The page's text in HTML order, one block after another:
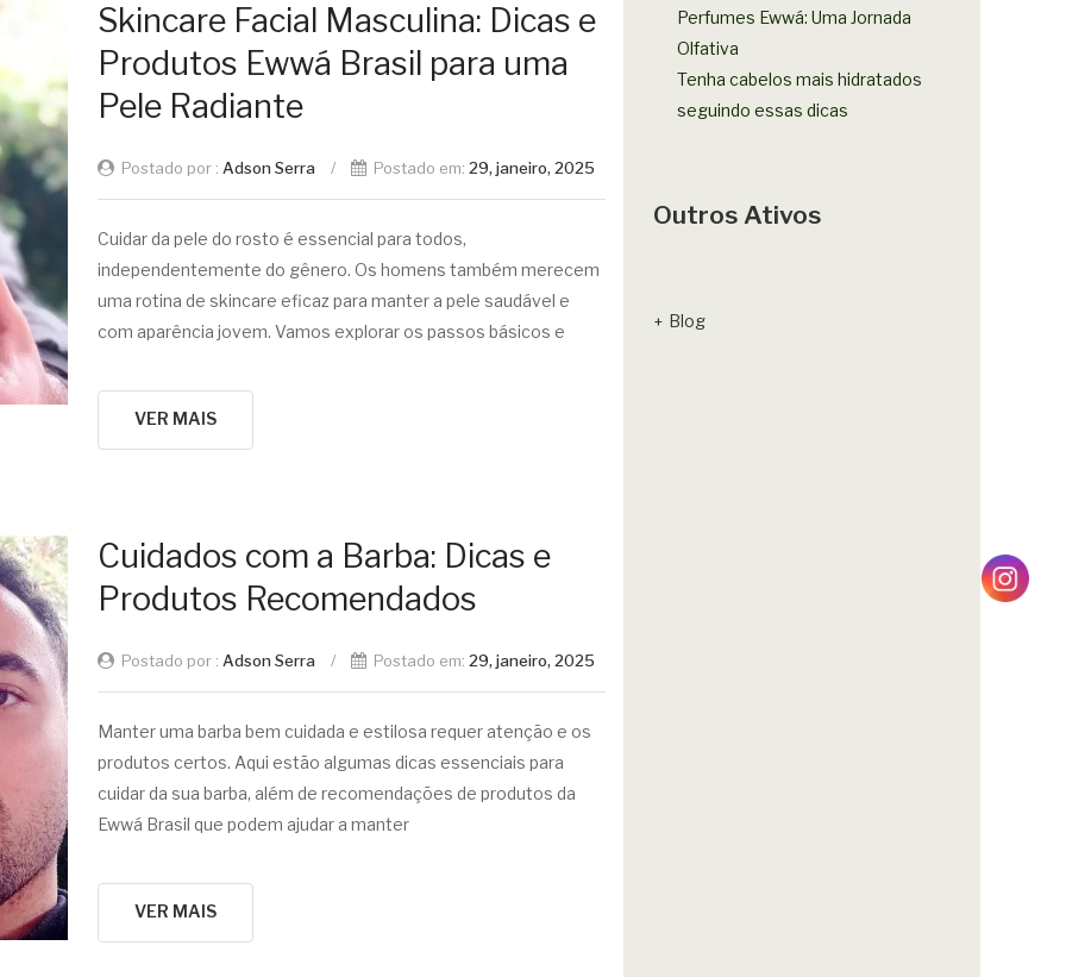
Skincare Facial Masculina: Dicas e
Produtos Ewwá Brasil para uma
Pele Radiante
Postado por : Adson Serra / Postado em: 29, janeiro, 2025
Cuidar da pele do rosto é essencial para todos,
independentemente do gênero. Os homens também merecem
uma rotina de skincare eficaz para manter a pele saudável e
com aparência jovem. Vamos explorar os passos básicos e
VER MAIS
Cuidados com a Barba: Dicas e
Produtos Recomendados
Postado por : Adson Serra / Postado em: 29, janeiro, 2025
Manter uma barba bem cuidada e estilosa requer atenção e os
produtos certos. Aqui estão algumas dicas essenciais para
cuidar da sua barba, além de recomendações de produtos da
Ewwá Brasil que podem ajudar a manter
VER MAIS
Perfumes Ewwá: Uma Jornada
Olfativa
Tenha cabelos mais hidratados
seguindo essas dicas
Outros Ativos
Blog